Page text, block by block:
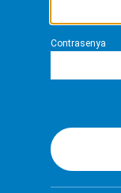
Contrasenya